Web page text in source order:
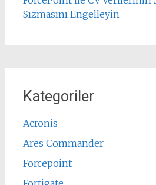
Sızmasını Engelleyin
Kategoriler
Acronis
Ares Commander
Forcepoint